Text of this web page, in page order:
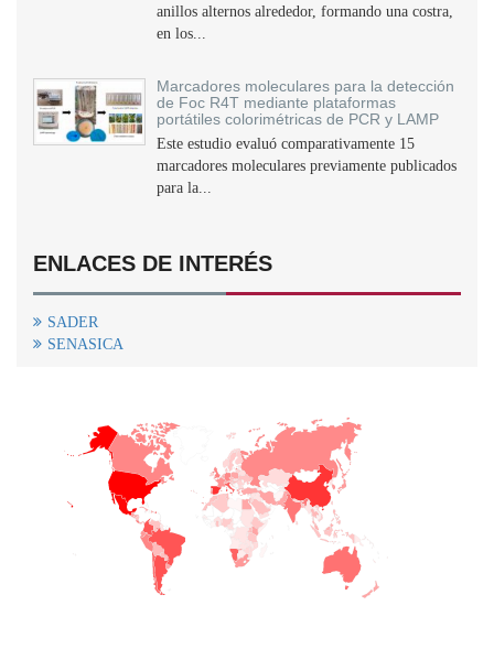
anillos alternos alrededor, formando una costra,
en los...
Marcadores moleculares para la detección
de Foc R4T mediante plataformas
portátiles colorimétricas de PCR y LAMP
Este estudio evaluó comparativamente 15
marcadores moleculares previamente publicados
para la...
ENLACES DE INTERÉS
SADER
SENASICA